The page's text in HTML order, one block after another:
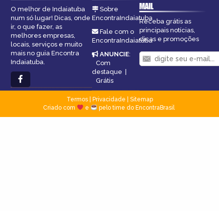
O melhor de Indaiatuba
num só lugar! Dicas, onde
ir, o que fazer, as
melhores empresas,
locais, serviços e muito
mais no guia Encontra
Indaiatuba.
Sobre
EncontraIndaiatuba
Fale com o
EncontraIndaiatuba
ANUNCIE:
Com
destaque |
Grátis
MAIL
Receba grátis as
principais notícias,
dicas e promoções
Termos| Privacidade
Sitemap
Criado com
e pelo time do EncontraBrasil